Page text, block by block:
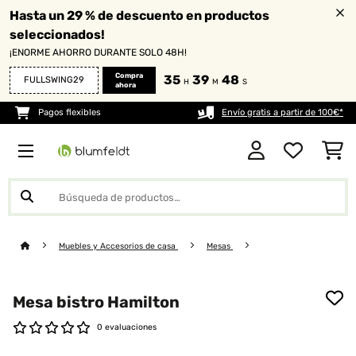
Hasta un 29 % de descuento en productos
seleccionados!
¡ENORME AHORRO DURANTE SOLO 48H!
FULLSWING29
Compra
ahora
35 H 39 M 47 S
Pagos flexibles Envío gratis a partir de 100€*
Muebles y Accesorios de casa Mesas
Mesa bistro Hamilton
0 evaluaciones